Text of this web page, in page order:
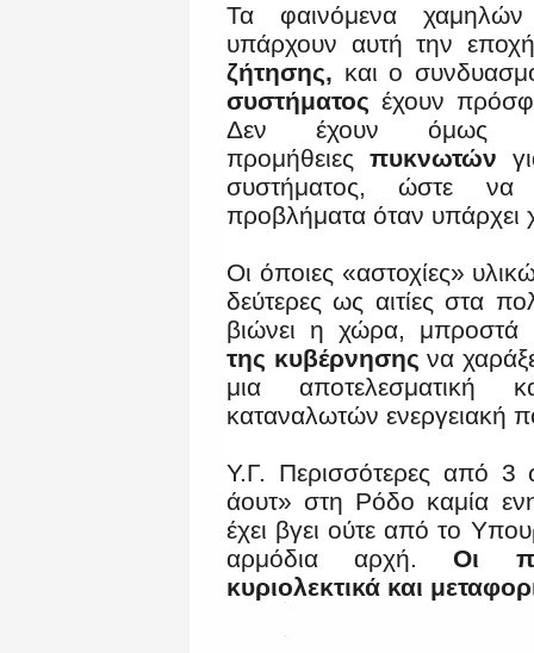
Τα φαινόμενα
υπάρχουν αυτή την
ζήτησης, και ο
συστήματος έχουν
Δεν έχουν όμως
προμήθειες πυκνωτών
συστήματος, ώστε να
προβλήματα όταν υπάρχει
Οι όποιες «αστοχίες»
δεύτερες ως αιτίες στα
βιώνει η χώρα,
της κυβέρνησης να
μια
καταναλωτών ενεργειακή
Υ.Γ. Περισσότερες από
άουτ» στη Ρόδο καμία
έχει βγει ούτε από το
αρμόδια αρχή.Οι
κυριολεκτικά και